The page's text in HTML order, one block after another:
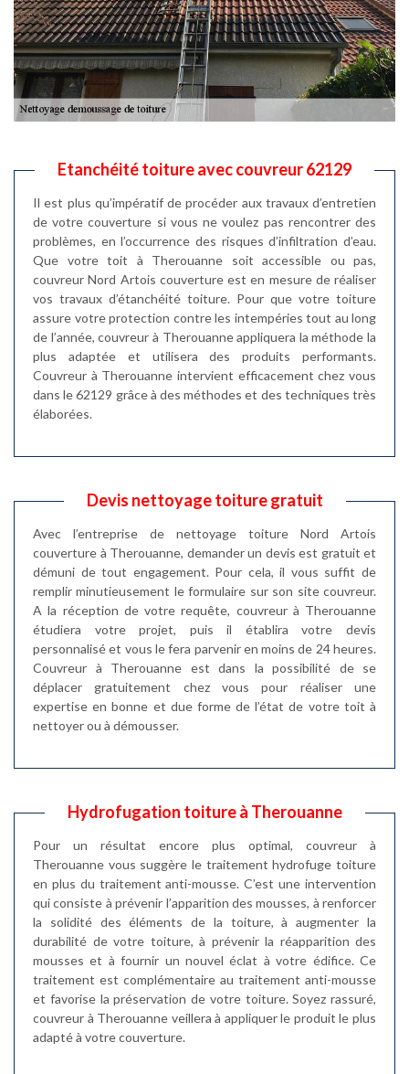
Etanchéité toiture avec couvreur 62129
Il est plus qu’impératif de procéder aux travaux d’entretien
de votre couverture si vous ne voulez pas rencontrer des
problèmes, en l’occurrence des risques d’infiltration d’eau.
Que votre toit à Therouanne soit accessible ou pas,
couvreur Nord Artois couverture est en mesure de réaliser
vos travaux d’étanchéité toiture. Pour que votre toiture
assure votre protection contre les intempéries tout au long
de l’année, couvreur à Therouanne appliquera la méthode la
plus adaptée et utilisera des produits performants.
Couvreur à Therouanne intervient efficacement chez vous
dans le 62129 grâce à des méthodes et des techniques très
élaborées.
Devis nettoyage toiture gratuit
Avec l’entreprise de nettoyage toiture Nord Artois
couverture à Therouanne, demander un devis est gratuit et
démuni de tout engagement. Pour cela, il vous suffit de
remplir minutieusement le formulaire sur son site couvreur.
A la réception de votre requête, couvreur à Therouanne
étudiera votre projet, puis il établira votre devis
personnalisé et vous le fera parvenir en moins de 24 heures.
Couvreur à Therouanne est dans la possibilité de se
déplacer gratuitement chez vous pour réaliser une
expertise en bonne et due forme de l’état de votre toit à
nettoyer ou à démousser.
Hydrofugation toiture à Therouanne
Pour un résultat encore plus optimal, couvreur à
Therouanne vous suggère le traitement hydrofuge toiture
en plus du traitement anti-mousse. C’est une intervention
qui consiste à prévenir l’apparition des mousses, à renforcer
la solidité des éléments de la toiture, à augmenter la
durabilité de votre toiture, à prévenir la réapparition des
mousses et à fournir un nouvel éclat à votre édifice. Ce
traitement est complémentaire au traitement anti-mousse
et favorise la préservation de votre toiture. Soyez rassuré,
couvreur à Therouanne veillera à appliquer le produit le plus
adapté à votre couverture.